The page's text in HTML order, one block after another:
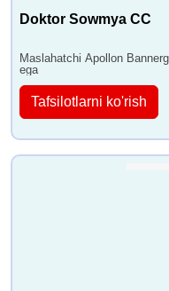
Doktor Sowmya CC
Maslahatchi Apollon
ega
Tafsilotlarni ko'rish